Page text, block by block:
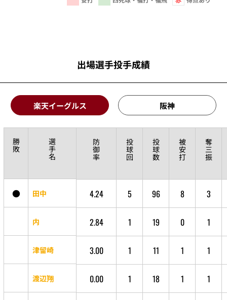
出場選手投手成績
楽天イーグルス 阪神
勝
敗
選
手
名
防
御
率
投
球
回
投
球
数
被
安
打
奪
三
振
● 田中 4.24 5 96 8 3
内 2.84 1 19 0 1
津留崎 3.00 1 11 1 1
渡辺翔 0.00 1 18 1 1